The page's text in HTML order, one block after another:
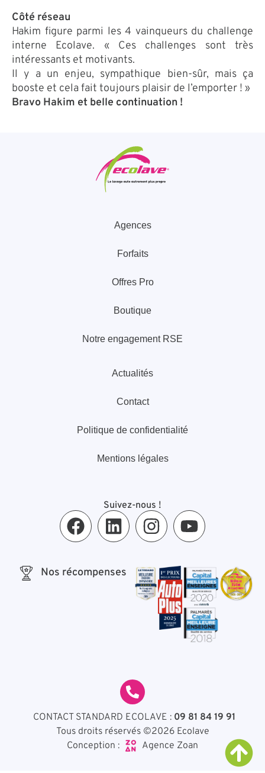
Côté réseau
Hakim figure parmi les 4 vainqueurs du challenge
interne Ecolave. « Ces challenges sont très
intéressants et motivants.
Il y a un enjeu, sympathique bien-sûr, mais ça
booste et cela fait toujours plaisir de l’emporter ! »
Bravo Hakim et belle continuation !
Agences
Forfaits
Offres Pro
Boutique
Notre engagement RSE
Actualités
Contact
Politique de confidentialité
Mentions légales
Suivez-nous !
Nos récompenses
CONTACT STANDARD ECOLAVE : 09 81 84 19 91
Tous droits réservés ©2026 Ecolave
Agence Zoan